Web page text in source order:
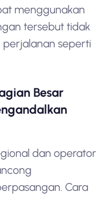
menggunakan
tersebut tidak
seperti
Besar
dan operator
Cara